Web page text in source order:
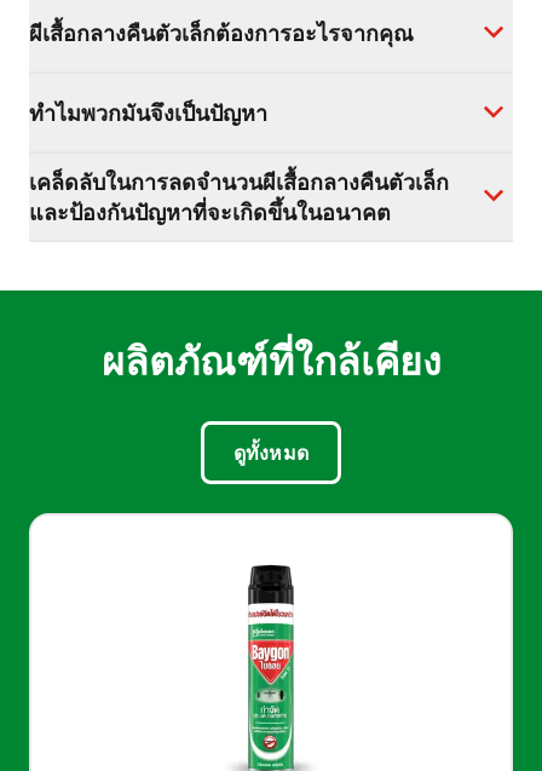
ผีเสื้อกลางคืนตัวเล็กต้องการอะไรจากคุณ
ทำไมพวกมันจึงเป็นปัญหา
เคล็ดลับในการลดจำนวนผีเสื้อกลางคืนตัวเล็ก
และป้องกันปัญหาที่จะเกิดขึ้นในอนาคต
ผลิตภัณฑ์ที่ใกล้เคียง
ดูทั้งหมด